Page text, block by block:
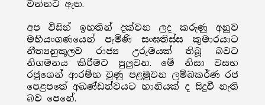
වන්නට ඇත.
අප විසින් ඉහතින් දක්වන ලද කරුණු අනුව
මහියංගණයෙන් පැමිණි සංඝතිස්ස කුමාරයාට
නීත්‍යනුකූලව රාජ්‍ය උරුමයක් තිබූ බවට
නිගමනය කිරීමට පුලුවන. මේ නිසා වසභ
රජුගෙන් ආරම්භ වුණු පළමුවන ලම්බකර්ණ රජ
පෙළපතේ අඛණ්ඩත්වයට හානියක් ද සිදුවී නැති
බව පෙනේ.